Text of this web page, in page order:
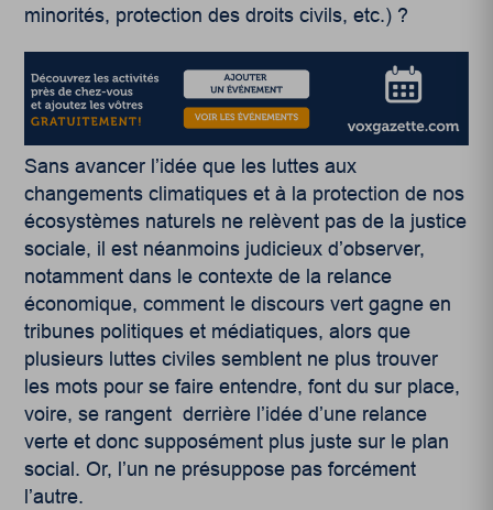
minorités, protection des droits civils, etc.) ?
Sans avancer l’idée que les luttes aux
changements climatiques et à la protection de nos
écosystèmes naturels ne relèvent pas de la justice
sociale, il est néanmoins judicieux d’observer,
notamment dans le contexte de la relance
économique, comment le discours vert gagne en
tribunes politiques et médiatiques, alors que
plusieurs luttes civiles semblent ne plus trouver
les mots pour se faire entendre, font du sur place,
voire, se rangent derrière l’idée d’une relance
verte et donc supposément plus juste sur le plan
social. Or, l’un ne présuppose pas forcément
l’autre.